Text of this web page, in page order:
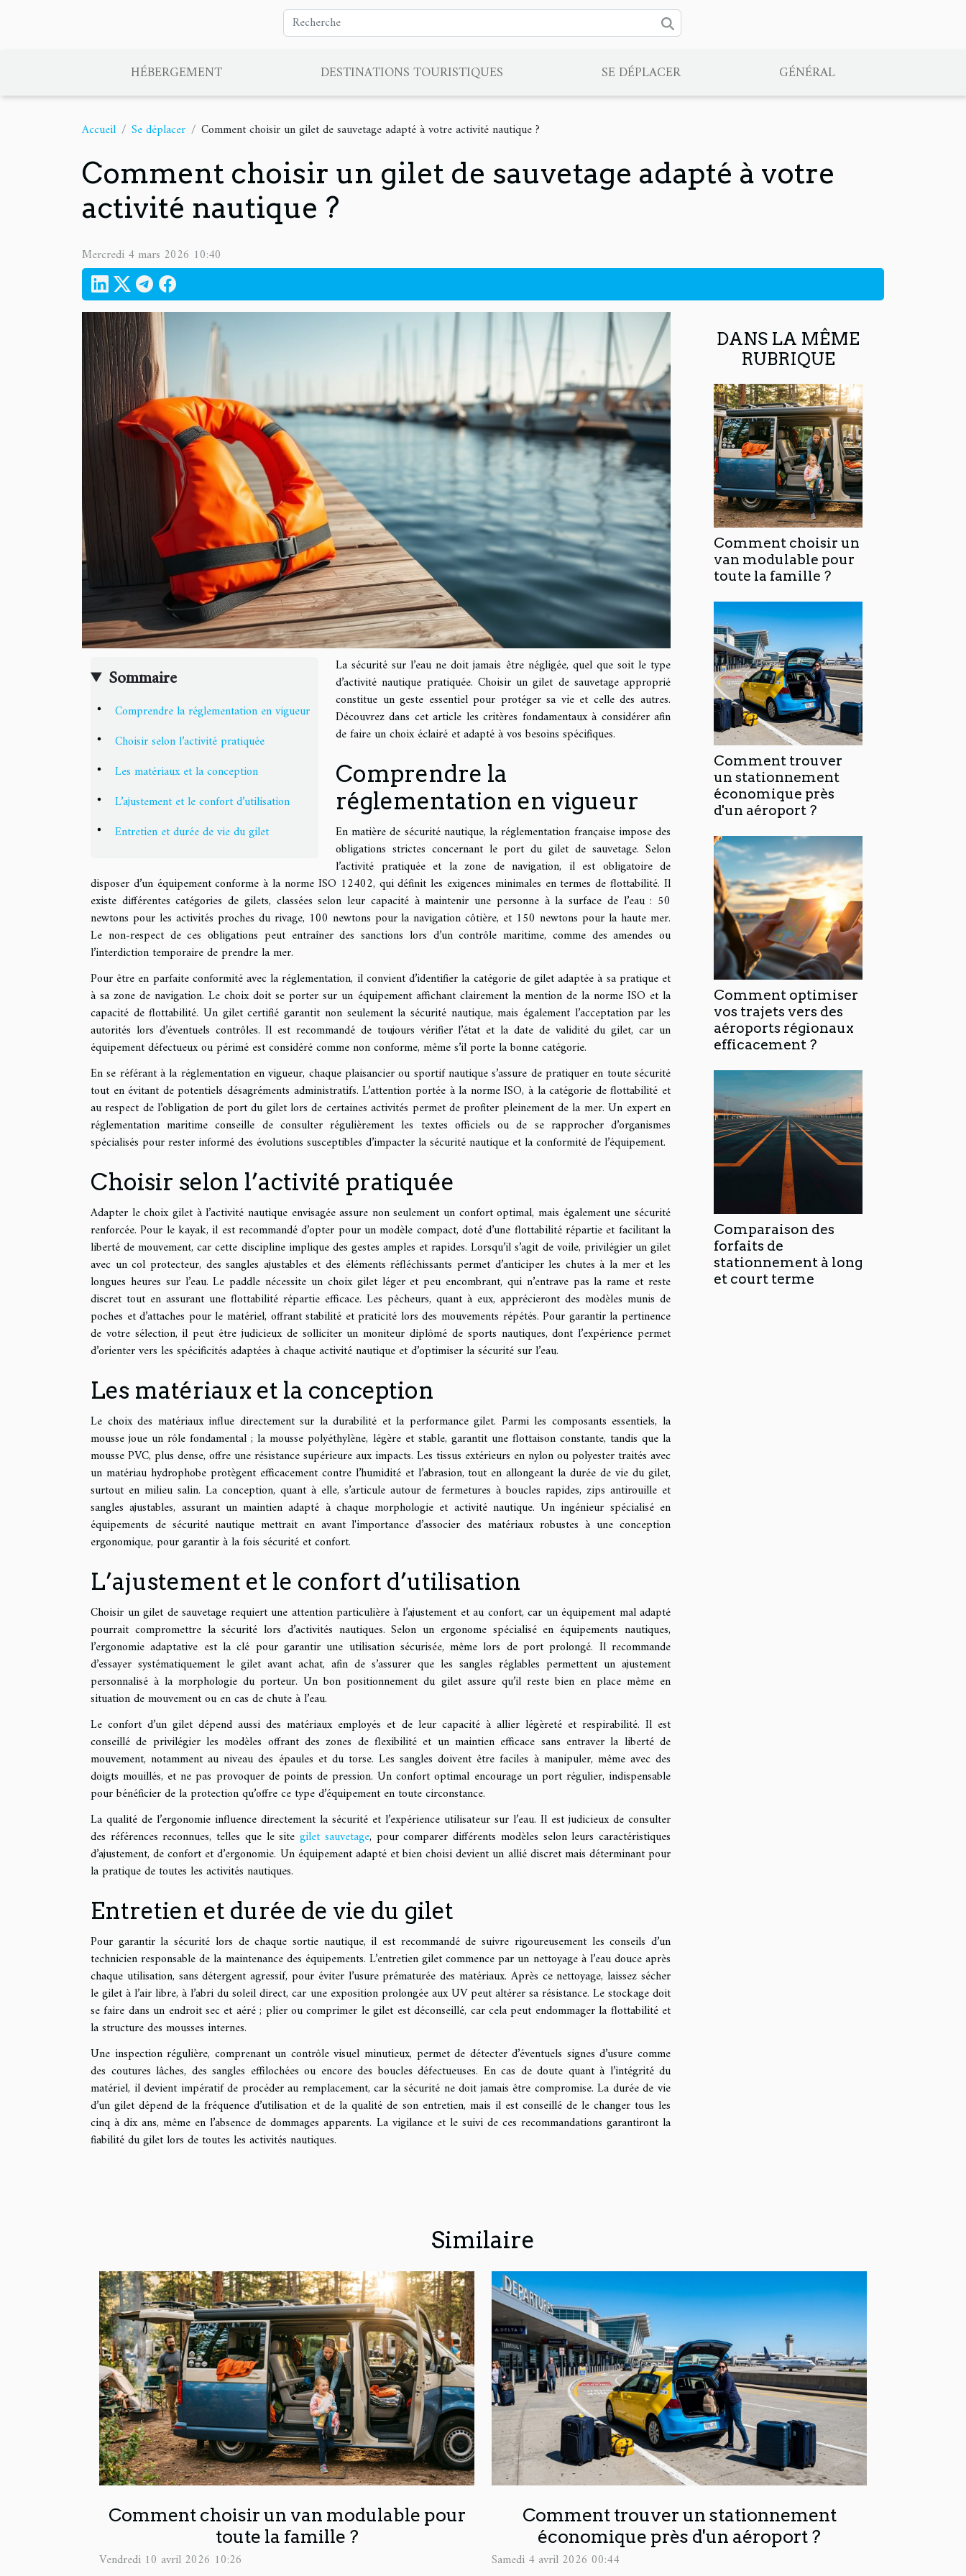
HÉBERGEMENT DESTINATIONS TOURISTIQUES SE DÉPLACER GÉNÉRAL
Accueil Se déplacer Comment choisir un gilet de sauvetage adapté à votre activité nautique ?
Comment choisir un gilet de sauvetage adapté à votre
activité nautique ?
Mercredi 4 mars 2026 10:40
Sommaire
Comprendre la réglementation en vigueur
Choisir selon l’activité pratiquée
Les matériaux et la conception
L’ajustement et le confort d’utilisation
Entretien et durée de vie du gilet
La sécurité sur l’eau ne doit jamais être négligée, quel que soit le type
d’activité nautique pratiquée. Choisir un gilet de sauvetage approprié
constitue un geste essentiel pour protéger sa vie et celle des autres.
Découvrez dans cet article les critères fondamentaux à considérer afin
de faire un choix éclairé et adapté à vos besoins spécifiques.
Comprendre la
réglementation en vigueur
En matière de sécurité nautique, la réglementation française impose des
obligations strictes concernant le port du gilet de sauvetage. Selon
l’activité pratiquée et la zone de navigation, il est obligatoire de
disposer d’un équipement conforme à la norme ISO 12402, qui définit les exigences minimales en termes de flottabilité. Il
existe différentes catégories de gilets, classées selon leur capacité à maintenir une personne à la surface de l’eau : 50
newtons pour les activités proches du rivage, 100 newtons pour la navigation côtière, et 150 newtons pour la haute mer.
Le non-respect de ces obligations peut entraîner des sanctions lors d’un contrôle maritime, comme des amendes ou
l’interdiction temporaire de prendre la mer.
Pour être en parfaite conformité avec la réglementation, il convient d’identifier la catégorie de gilet adaptée à sa pratique et
à sa zone de navigation. Le choix doit se porter sur un équipement affichant clairement la mention de la norme ISO et la
capacité de flottabilité. Un gilet certifié garantit non seulement la sécurité nautique, mais également l’acceptation par les
autorités lors d’éventuels contrôles. Il est recommandé de toujours vérifier l’état et la date de validité du gilet, car un
équipement défectueux ou périmé est considéré comme non conforme, même s’il porte la bonne catégorie.
En se référant à la réglementation en vigueur, chaque plaisancier ou sportif nautique s’assure de pratiquer en toute sécurité
tout en évitant de potentiels désagréments administratifs. L’attention portée à la norme ISO, à la catégorie de flottabilité et
au respect de l’obligation de port du gilet lors de certaines activités permet de profiter pleinement de la mer. Un expert en
réglementation maritime conseille de consulter régulièrement les textes officiels ou de se rapprocher d’organismes
spécialisés pour rester informé des évolutions susceptibles d’impacter la sécurité nautique et la conformité de l’équipement.
Choisir selon l’activité pratiquée
Adapter le choix gilet à l’activité nautique envisagée assure non seulement un confort optimal, mais également une sécurité
renforcée. Pour le kayak, il est recommandé d’opter pour un modèle compact, doté d’une flottabilité répartie et facilitant la
liberté de mouvement, car cette discipline implique des gestes amples et rapides. Lorsqu’il s’agit de voile, privilégier un gilet
avec un col protecteur, des sangles ajustables et des éléments réfléchissants permet d’anticiper les chutes à la mer et les
longues heures sur l’eau. Le paddle nécessite un choix gilet léger et peu encombrant, qui n’entrave pas la rame et reste
discret tout en assurant une flottabilité répartie efficace. Les pêcheurs, quant à eux, apprécieront des modèles munis de
poches et d’attaches pour le matériel, offrant stabilité et praticité lors des mouvements répétés. Pour garantir la pertinence
de votre sélection, il peut être judicieux de solliciter un moniteur diplômé de sports nautiques, dont l’expérience permet
d’orienter vers les spécificités adaptées à chaque activité nautique et d’optimiser la sécurité sur l’eau.
Les matériaux et la conception
Le choix des matériaux influe directement sur la durabilité et la performance gilet. Parmi les composants essentiels, la
mousse joue un rôle fondamental ; la mousse polyéthylène, légère et stable, garantit une flottaison constante, tandis que la
mousse PVC, plus dense, offre une résistance supérieure aux impacts. Les tissus extérieurs en nylon ou polyester traités avec
un matériau hydrophobe protègent efficacement contre l’humidité et l’abrasion, tout en allongeant la durée de vie du gilet,
surtout en milieu salin. La conception, quant à elle, s’articule autour de fermetures à boucles rapides, zips antirouille et
sangles ajustables, assurant un maintien adapté à chaque morphologie et activité nautique. Un ingénieur spécialisé en
équipements de sécurité nautique mettrait en avant l'importance d’associer des matériaux robustes à une conception
ergonomique, pour garantir à la fois sécurité et confort.
L’ajustement et le confort d’utilisation
Choisir un gilet de sauvetage requiert une attention particulière à l’ajustement et au confort, car un équipement mal adapté
pourrait compromettre la sécurité lors d’activités nautiques. Selon un ergonome spécialisé en équipements nautiques,
l’ergonomie adaptative est la clé pour garantir une utilisation sécurisée, même lors de port prolongé. Il recommande
d’essayer systématiquement le gilet avant achat, afin de s’assurer que les sangles réglables permettent un ajustement
personnalisé à la morphologie du porteur. Un bon positionnement du gilet assure qu’il reste bien en place même en
situation de mouvement ou en cas de chute à l’eau.
Le confort d’un gilet dépend aussi des matériaux employés et de leur capacité à allier légèreté et respirabilité. Il est
conseillé de privilégier les modèles offrant des zones de flexibilité et un maintien efficace sans entraver la liberté de
mouvement, notamment au niveau des épaules et du torse. Les sangles doivent être faciles à manipuler, même avec des
doigts mouillés, et ne pas provoquer de points de pression. Un confort optimal encourage un port régulier, indispensable
pour bénéficier de la protection qu’offre ce type d’équipement en toute circonstance.
La qualité de l’ergonomie influence directement la sécurité et l’expérience utilisateur sur l’eau. Il est judicieux de consulter
des références reconnues, telles que le sitegilet sauvetage, pour comparer différents modèles selon leurs caractéristiques
d’ajustement, de confort et d’ergonomie. Un équipement adapté et bien choisi devient un allié discret mais déterminant pour
la pratique de toutes les activités nautiques.
Entretien et durée de vie du gilet
Pour garantir la sécurité lors de chaque sortie nautique, il est recommandé de suivre rigoureusement les conseils d’un
technicien responsable de la maintenance des équipements. L’entretien gilet commence par un nettoyage à l’eau douce après
chaque utilisation, sans détergent agressif, pour éviter l’usure prématurée des matériaux. Après ce nettoyage, laissez sécher
le gilet à l’air libre, à l’abri du soleil direct, car une exposition prolongée aux UV peut altérer sa résistance. Le stockage doit
se faire dans un endroit sec et aéré ; plier ou comprimer le gilet est déconseillé, car cela peut endommager la flottabilité et
la structure des mousses internes.
Une inspection régulière, comprenant un contrôle visuel minutieux, permet de détecter d’éventuels signes d’usure comme
des coutures lâches, des sangles effilochées ou encore des boucles défectueuses. En cas de doute quant à l’intégrité du
matériel, il devient impératif de procéder au remplacement, car la sécurité ne doit jamais être compromise. La durée de vie
d’un gilet dépend de la fréquence d’utilisation et de la qualité de son entretien, mais il est conseillé de le changer tous les
cinq à dix ans, même en l’absence de dommages apparents. La vigilance et le suivi de ces recommandations garantiront la
fiabilité du gilet lors de toutes les activités nautiques.
DANS LA MÊME
RUBRIQUE
Comment choisir un
van modulable pour
toute la famille ?
Comment trouver
un stationnement
économique près
d'un aéroport ?
Comment optimiser
vos trajets vers des
aéroports régionaux
efficacement ?
Comparaison des
forfaits de
stationnement à long
et court terme
Similaire
Comment choisir un van modulable pour
toute la famille ?
Vendredi 10 avril 2026 10:26
Comment trouver un stationnement
économique près d'un aéroport ?
Samedi 4 avril 2026 00:44